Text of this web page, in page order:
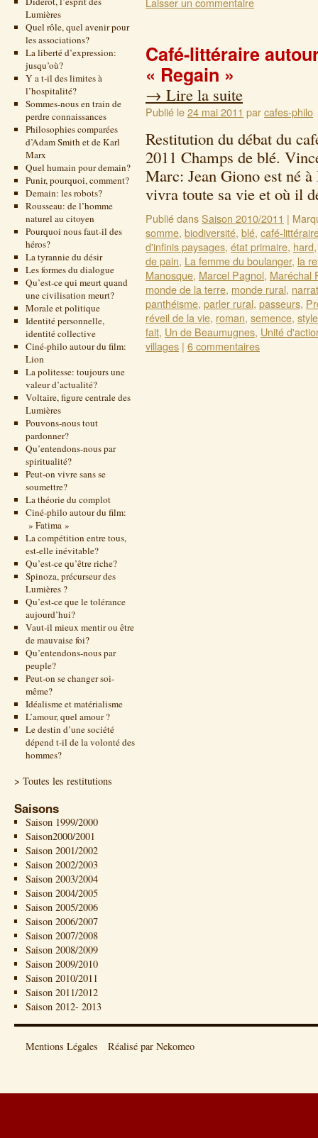
Lumières
Quel rôle, quel avenir pour
les associations?
La liberté d’expression:
jusqu’où?
Y a t-il des limites à
l’hospitalité?
Sommes-nous en train de
perdre connaissances
Philosophies comparées
d’Adam Smith et de Karl
Marx
Quel humain pour demain?
Punir, pourquoi, comment?
Demain: les robots?
Rousseau: de l’homme
naturel au citoyen
Pourquoi nous faut-il des
héros?
La tyrannie du désir
Les formes du dialogue
Qu’est-ce qui meurt quand
une civilisation meurt?
Morale et politique
Identité personnelle,
identité collective
Ciné-philo autour du film:
Lion
La politesse: toujours une
valeur d’actualité?
Voltaire, figure centrale des
Lumières
Pouvons-nous tout
pardonner?
Qu’entendons-nous par
spiritualité?
Peut-on vivre sans se
soumettre?
La théorie du complot
Ciné-philo autour du film:
» Fatima »
La compétition entre tous,
est-elle inévitable?
Qu’est-ce qu’être riche?
Spinoza, précurseur des
Lumières ?
Qu’est-ce que le tolérance
aujourd’hui?
Vaut-il mieux mentir ou être
de mauvaise foi?
Qu’entendons-nous par
peuple?
Peut-on se changer soi-
même?
Idéalisme et matérialisme
L’amour, quel amour ?
Le destin d’une société
dépend t-il de la volonté des
hommes?
> Toutes les restitutions
Saisons
Saison 1999/2000
Saison2000/2001
Saison 2001/2002
Saison 2002/2003
Saison 2003/2004
Saison 2004/2005
Saison 2005/2006
Saison 2006/2007
Saison 2007/2008
Saison 2008/2009
Saison 2009/2010
Saison 2010/2011
Saison 2011/2012
Saison 2012- 2013
Café-littéraire
« Regain »
→ Lire la suite
Publié le24 mai 2011 parcafes-philo
Restitution du débat du
2011 Champs de blé.
Marc: Jean Giono est né
vivra toute sa vie et où il
Publié dansSaison 2010/2011 |
somme, biodiversité, blé, café-
d'infinis paysages, état primaire, hard
de pain, La femme du boulanger, la
Manosque, Marcel Pagnol, Maréchal
monde de la terre, monde rural,
panthéisme, parler rural, passeurs,
réveil de la vie, roman, semence, style
fait, Un de Beaumugnes, Unité
villages | 6 commentaires
Mentions Légales Réalisé par Nekomeo